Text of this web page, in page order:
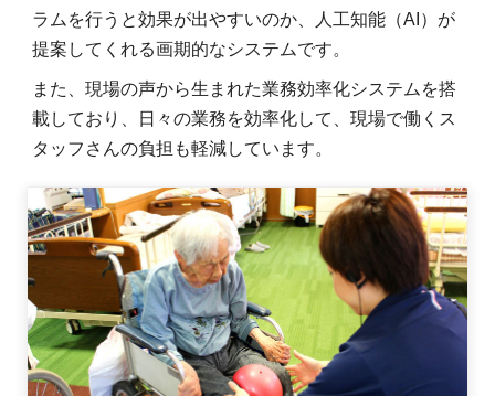
ラムを行うと効果が出やすいのか、人工知能（AI）が
提案してくれる画期的なシステムです。
また、現場の声から生まれた業務効率化システムを搭
載しており、日々の業務を効率化して、現場で働くス
タッフさんの負担も軽減しています。